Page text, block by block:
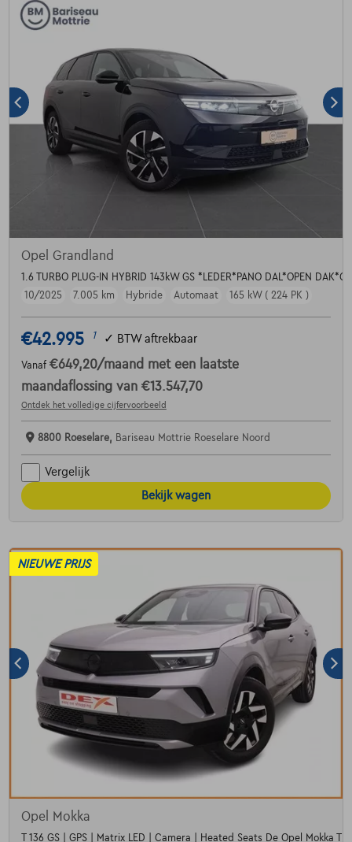
Opel Grandland
1.6 TURBO PLUG-IN HYBRID 143kW GS *LEDER*PANO DAL*OPEN
10/2025
7.005 km Hybride Automaat 165 kW ( 224 PK )
€42.995 1 ✓ BTW aftrekbaar
Vanaf €649,20/maand met een laatste
maandaflossing van €13.547,70
Ontdek het volledige cijfervoorbeeld
8800 Roeselare, Bariseau Mottrie Roeselare Noord
Vergelijk
Bekijk wagen
NIEUWE PRIJS
Opel Mokka
T 136 GS | GPS | Matrix LED | Camera | Heated Seats De Opel Mokka T